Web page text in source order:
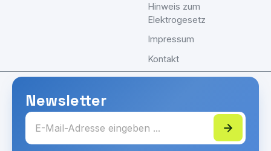
Hinweis zum
Elektrogesetz
Impressum
Kontakt
Newsletter